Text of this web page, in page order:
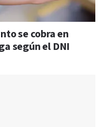
se cobra en
según el DNI